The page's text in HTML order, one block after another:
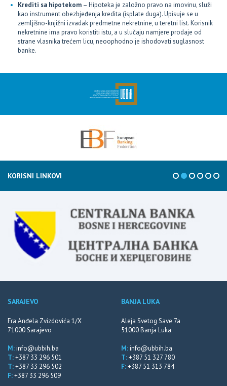
Krediti sa hipotekom – Hipoteka je založno pravo na imovinu, služi
kao instrument obezbjeđenja kredita (isplate duga). Upisuje se u
zemljišno-knjižni izvadak predmetne nekretnine, u teretni list. Korisnik
nekretnine ima pravo koristiti istu, a u slučaju namjere prodaje od
strane vlasnika trećem licu, neoophodno je ishodovati suglasnost
banke.
KORISNI LINKOVI
SARAJEVO
Fra Anđela Zvizdovića 1/X
71000 Sarajevo
M:info@ubbih.ba
T:+387 33 296 501
T:+387 33 296 502
F:+387 33 296 509
BANJA LUKA
Aleja Svetog Save 7a
51000 Banja Luka
M:info@ubbih.ba
T:+387 51 327 780
F:+387 51 313 784